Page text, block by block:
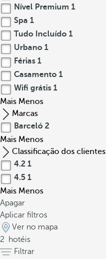
Nível Premium 1
Spa 1
Tudo Incluído 1
Urbano 1
Férias 1
Casamento 1
Wifi grátis 1
Mais Menos
Marcas
Barceló 2
Mais Menos
Classificação dos clientes
4.2 1
4.5 1
Mais Menos
Apagar
Aplicar filtros
Ver no mapa
2
hotéis
Filtrar